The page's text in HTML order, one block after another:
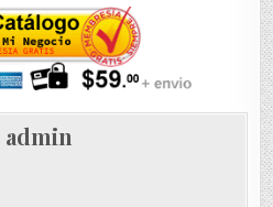
admin